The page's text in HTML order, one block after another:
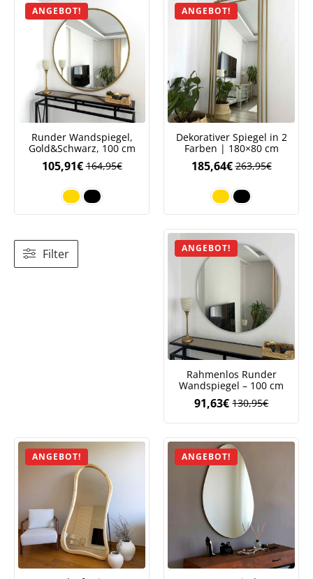
ANGEBOT!
Runder Wandspiegel,
Gold&Schwarz, 100 cm
164,95€
105,91€
ANGEBOT!
Dekorativer Spiegel in 2
Farben | 180×80 cm
263,95€
185,64€
Filter ANGEBOT!
Rahmenlos Runder
Wandspiegel – 100 cm
130,95€
Preis
war:
130,95€
91,63€ Aktueller
Preis
ist:
91,63€.
ANGEBOT! ANGEBOT!